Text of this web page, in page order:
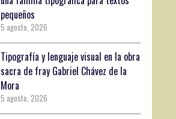
pequeños
5 agosto, 2026
Tipografía y lenguaje visual en la obra
sacra de fray Gabriel Chávez de la
Mora
5 agosto, 2026